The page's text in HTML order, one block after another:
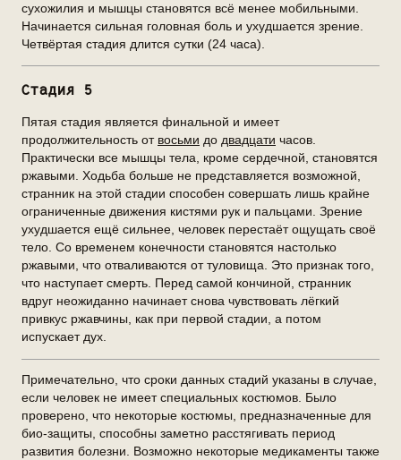
сухожилия и мышцы становятся всё менее мобильными.
Начинается сильная головная боль и ухудшается зрение.
Четвёртая стадия длится сутки (24 часа).
Стадия 5
Пятая стадия является финальной и имеет
продолжительность от восьми до двадцати часов.
Практически все мышцы тела, кроме сердечной, становятся
ржавыми. Ходьба больше не представляется возможной,
странник на этой стадии способен совершать лишь крайне
ограниченные движения кистями рук и пальцами. Зрение
ухудшается ещё сильнее, человек перестаёт ощущать своё
тело. Со временем конечности становятся настолько
ржавыми, что отваливаются от туловища. Это признак того,
что наступает смерть. Перед самой кончиной, странник
вдруг неожиданно начинает снова чувствовать лёгкий
привкус ржавчины, как при первой стадии, а потом
испускает дух.
Примечательно, что сроки данных стадий указаны в случае,
если человек не имеет специальных костюмов. Было
проверено, что некоторые костюмы, предназначенные для
био-защиты, способны заметно расстягивать период
развития болезни. Возможно некоторые медикаменты также